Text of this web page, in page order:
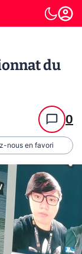
du
0
nous en favori